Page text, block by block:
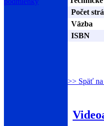
Počet
Väzba
ISBN
>> Späť